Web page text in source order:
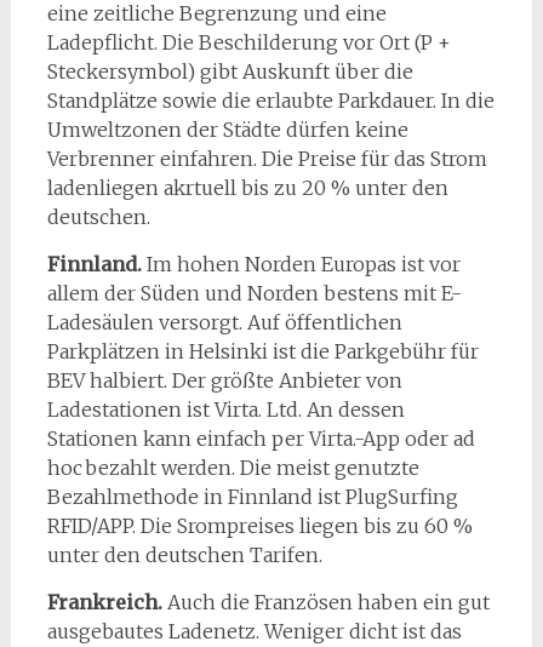
eine zeitliche Begrenzung und eine
Ladepflicht. Die Beschilderung vor Ort (P +
Steckersymbol) gibt Auskunft über die
Standplätze sowie die erlaubte Parkdauer. In die
Umweltzonen der Städte dürfen keine
Verbrenner einfahren. Die Preise für das Strom
ladenliegen akrtuell bis zu 20 % unter den
deutschen.
Finnland.Im hohen Norden Europas ist vor
allem der Süden und Norden bestens mit E-
Ladesäulen versorgt. Auf öffentlichen
Parkplätzen in Helsinki ist die Parkgebühr für
BEV halbiert. Der größte Anbieter von
Ladestationen ist Virta. Ltd. An dessen
Stationen kann einfach per Virta.-App oder ad
hoc bezahlt werden. Die meist genutzte
Bezahlmethode in Finnland ist PlugSurfing
RFID/APP. Die Srompreises liegen bis zu 60 %
unter den deutschen Tarifen.
Frankreich.Auch die Französen haben ein gut
ausgebautes Ladenetz. Weniger dicht ist das